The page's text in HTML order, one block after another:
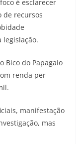
é esclarecer
de recursos
Bico do Papagaio
renda per
manifestação
mas